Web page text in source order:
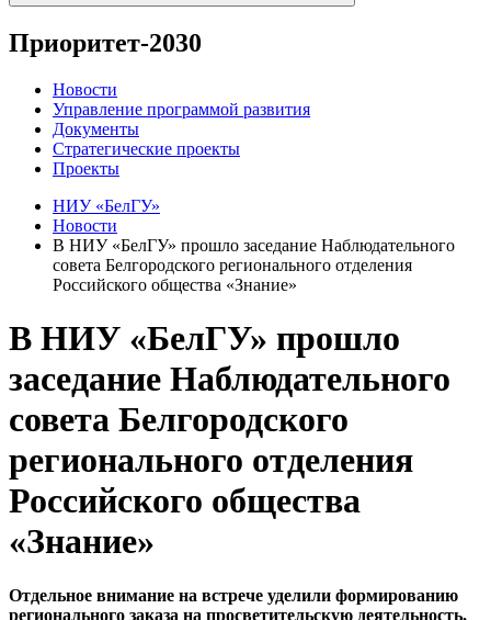
Приоритет-2030
Новости
Управление программой развития
Документы
Стратегические проекты
Проекты
НИУ «БелГУ»
Новости
В НИУ «БелГУ» прошло заседание Наблюдательного
совета Белгородского регионального отделения
Российского общества «Знание»
В НИУ «БелГУ» прошло
заседание Наблюдательного
совета Белгородского
регионального отделения
Российского общества
«Знание»
Отдельное внимание на встрече уделили формированию
регионального заказа на просветительскую деятельность,